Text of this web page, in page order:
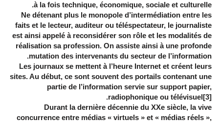
à la fois technique, économique, sociale et culturelle.
Ne détenant plus le monopole d’intermédiation entre les
faits et le lecteur, auditeur ou téléspectateur, le journaliste
est ainsi appelé à reconsidérer son rôle et les modalités de
réalisation sa profession. On assiste ainsi à une profonde
mutation des intervenants du secteur de l’information.
Les journaux se mettent à l’heure Internet et créent leurs
sites. Au début, ce sont souvent des portails contenant une
partie de l’information servie sur support papier,
radiophonique ou télévisuel[3].
Durant la dernière décennie du XXe siècle, la vive
concurrence entre médias « virtuels » et « médias réels »,